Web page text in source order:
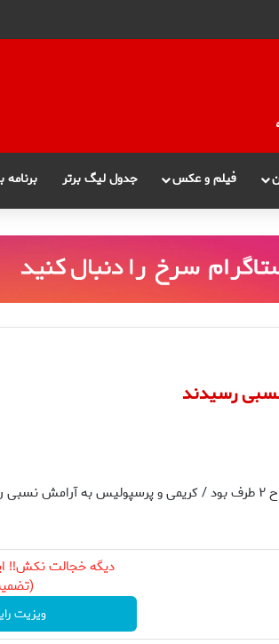
فیلم و عکس جدول لیگ برتر برنامه
رسيدند
دیگه خجالت نکش‼️
ویزیت